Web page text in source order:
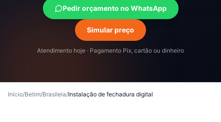
Pedir orçamento no WhatsApp
Simular preço
Atendimento hoje · Pagamento Pix, cartão ou dinheiro
Início/Betim/Brasileia/Instalação de fechadura digital